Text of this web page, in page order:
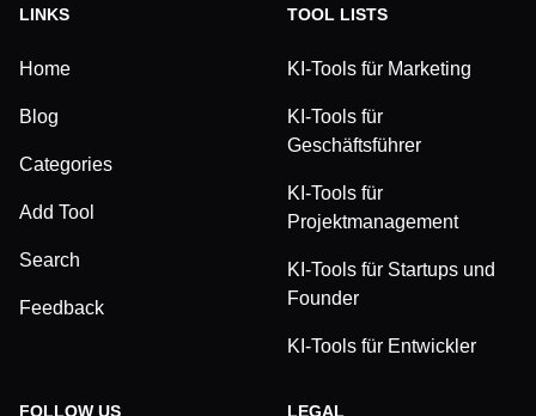
LINKS
Home
Blog
Categories
Add Tool
Search
Feedback
TOOL LISTS
KI-Tools für Marketing
KI-Tools für
Geschäftsführer
KI-Tools für
Projektmanagement
KI-Tools für Startups und
Founder
KI-Tools für Entwickler
FOLLOW US LEGAL